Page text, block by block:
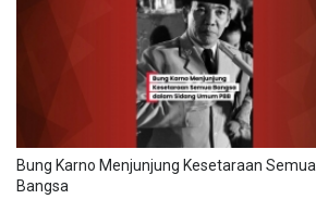
Bung Karno Menjunjung Kesetaraan Semua
Bangsa